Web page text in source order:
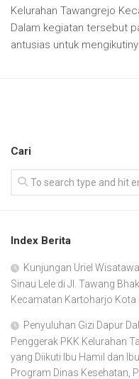
Kelurahan Tawangrejo
Dalam kegiatan tersebut
antusias untuk
Cari
Index Berita
Kunjungan Uriel
Sinau Lele di Jl. Tawang
Kecamatan Kartoharjo Kota
Penyuluhan Gizi Dapur
Penggerak PKK Kelurahan
yang Diikuti Ibu Hamil dan
Program Dinas Kesehatan,